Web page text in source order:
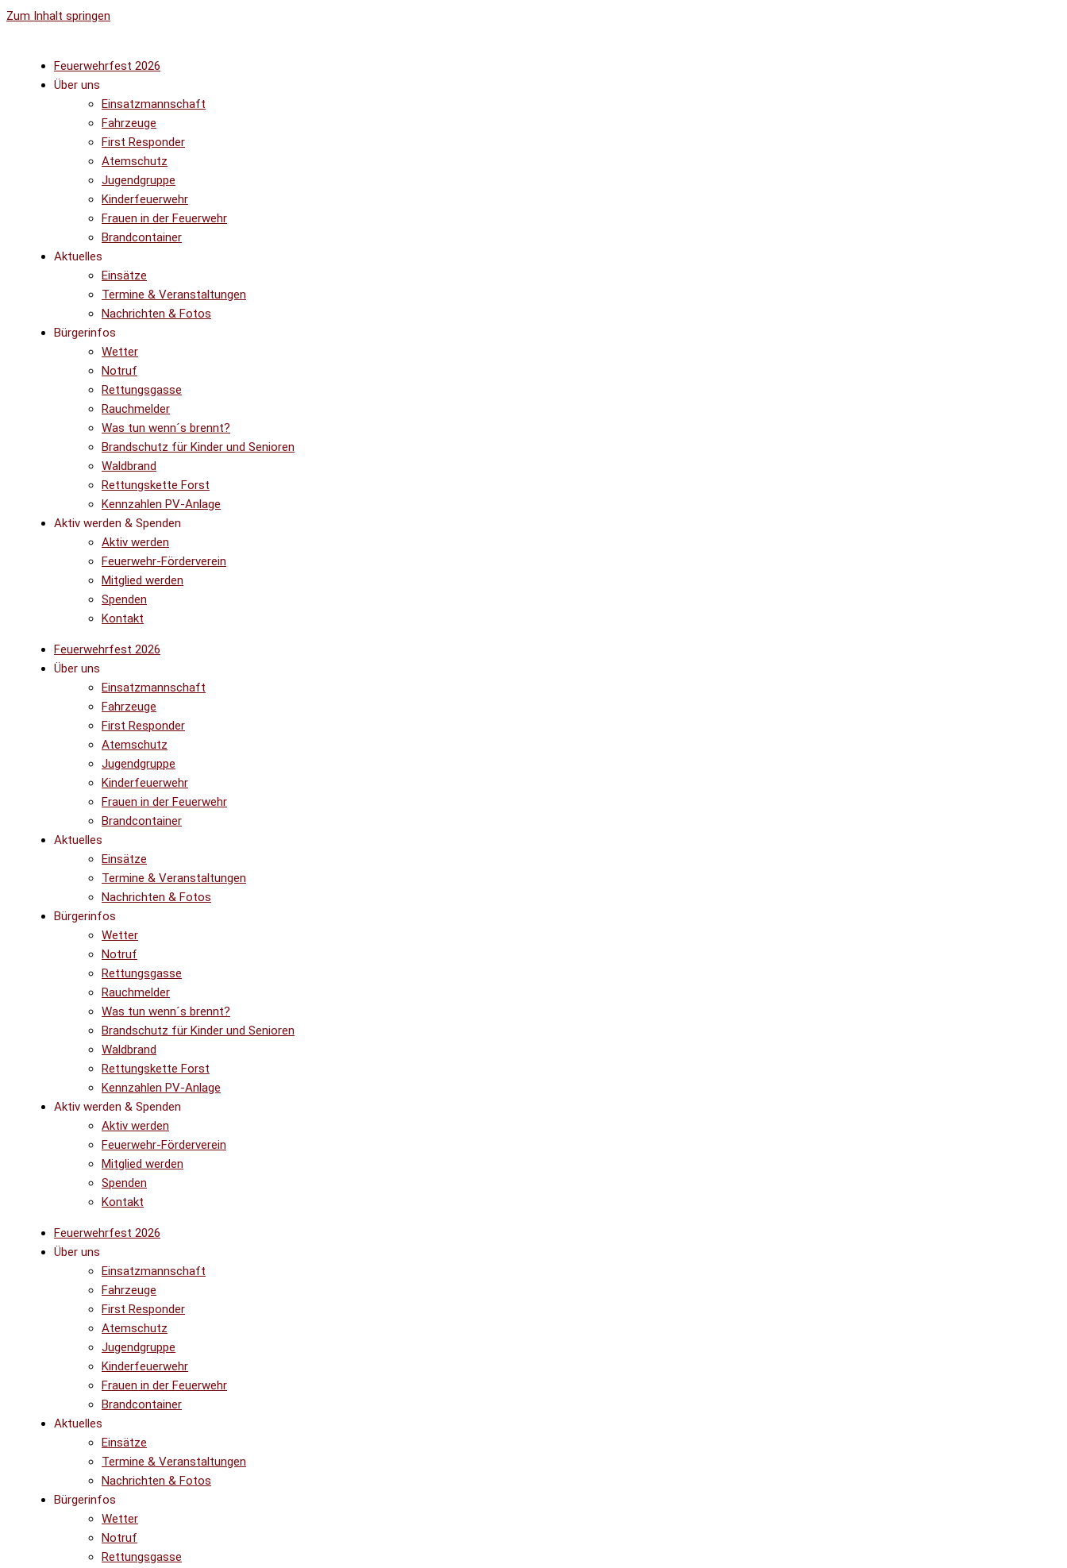
Zum Inhalt springen
Feuerwehrfest 2026
Über uns
Einsatzmannschaft
Fahrzeuge
First Responder
Atemschutz
Jugendgruppe
Kinderfeuerwehr
Frauen in der Feuerwehr
Brandcontainer
Aktuelles
Einsätze
Termine & Veranstaltungen
Nachrichten & Fotos
Bürgerinfos
Wetter
Notruf
Rettungsgasse
Rauchmelder
Was tun wenn´s brennt?
Brandschutz für Kinder und Senioren
Waldbrand
Rettungskette Forst
Kennzahlen PV-Anlage
Aktiv werden & Spenden
Aktiv werden
Feuerwehr-Förderverein
Mitglied werden
Spenden
Kontakt
Feuerwehrfest 2026
Über uns
Einsatzmannschaft
Fahrzeuge
First Responder
Atemschutz
Jugendgruppe
Kinderfeuerwehr
Frauen in der Feuerwehr
Brandcontainer
Aktuelles
Einsätze
Termine & Veranstaltungen
Nachrichten & Fotos
Bürgerinfos
Wetter
Notruf
Rettungsgasse
Rauchmelder
Was tun wenn´s brennt?
Brandschutz für Kinder und Senioren
Waldbrand
Rettungskette Forst
Kennzahlen PV-Anlage
Aktiv werden & Spenden
Aktiv werden
Feuerwehr-Förderverein
Mitglied werden
Spenden
Kontakt
Feuerwehrfest 2026
Über uns
Einsatzmannschaft
Fahrzeuge
First Responder
Atemschutz
Jugendgruppe
Kinderfeuerwehr
Frauen in der Feuerwehr
Brandcontainer
Aktuelles
Einsätze
Termine & Veranstaltungen
Nachrichten & Fotos
Bürgerinfos
Wetter
Notruf
Rettungsgasse